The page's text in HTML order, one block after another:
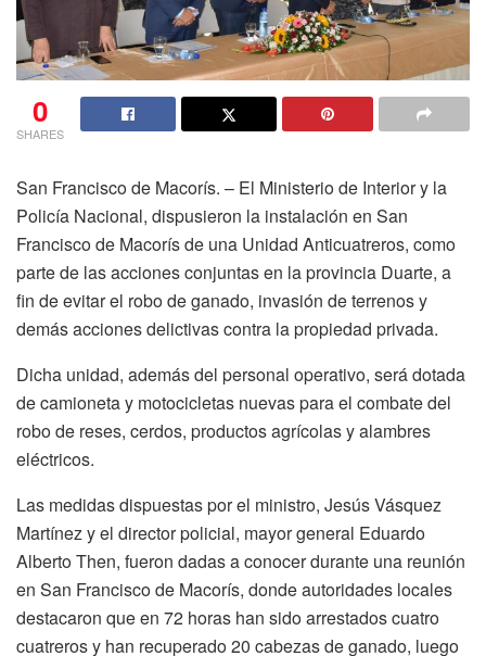
0
SHARES
San Francisco de Macorís. – El Ministerio de Interior y la
Policía Nacional, dispusieron la instalación en San
Francisco de Macorísde una Unidad Anticuatreros, como
parte de las acciones conjuntas en la provincia Duarte, a
fin de evitar el robo de ganado, invasión de terrenos y
demás acciones delictivas contra la propiedad privada.
Dicha unidad, además del personal operativo, será dotada
de camioneta y motocicletas nuevas para el combate del
robo de reses, cerdos, productos agrícolas y alambres
eléctricos.
Las medidas dispuestas por el ministro, Jesús Vásquez
Martínezy el director policial, mayor general Eduardo
Alberto Then, fueron dadas a conocer durante una reunión
en San Francisco de Macorís, donde autoridades locales
destacaron que en 72 horas han sido arrestados cuatro
cuatreros y han recuperado 20 cabezas de ganado, luego